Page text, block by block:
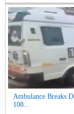
Ambulance Breaks
108...